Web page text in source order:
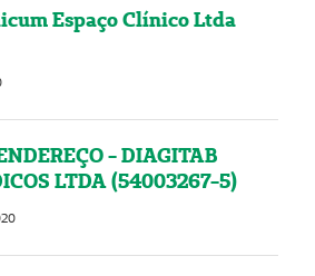
Espaço Clínico Ltda
- DIAGITAB
LTDA (54003267-5)